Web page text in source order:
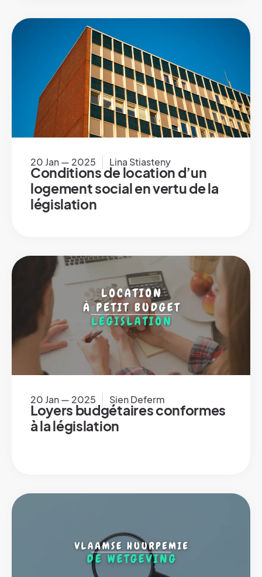
20 Jan — 2025 Lina Stiasteny
Conditions de location d’un
logement social en vertu de la
législation
20 Jan — 2025 Sien Deferm
Loyers budgétaires conformes
à la législation